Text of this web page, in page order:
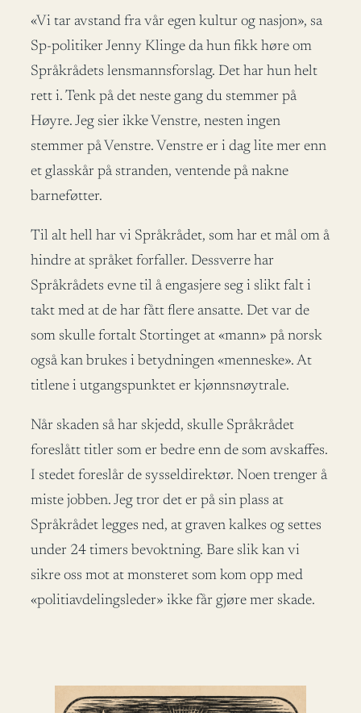
«Vi tar avstand fra vår egen kultur og nasjon», sa
Sp-politiker Jenny Klinge da hun fikk høre om
Språkrådets lensmannsforslag. Det har hun helt
rett i. Tenk på det neste gang du stemmer på
Høyre. Jeg sier ikke Venstre, nesten ingen
stemmer på Venstre. Venstre er i dag lite mer enn
et glasskår på stranden, ventende på nakne
barneføtter.
Til alt hell har vi Språkrådet, som har et mål om å
hindre at språket forfaller. Dessverre har
Språkrådets evne til å engasjere seg i slikt falt i
takt med at de har fått flere ansatte. Det var de
som skulle fortalt Stortinget at «mann» på norsk
også kan brukes i betydningen «menneske». At
titlene i utgangspunktet er kjønnsnøytrale.
Når skaden så har skjedd, skulle Språkrådet
foreslått titler som er bedre enn de som avskaffes.
I stedet foreslår de sysseldirektør. Noen trenger å
miste jobben. Jeg tror det er på sin plass at
Språkrådet legges ned, at graven kalkes og settes
under 24 timers bevoktning. Bare slik kan vi
sikre oss mot at monsteret som kom opp med
«politiavdelingsleder» ikke får gjøre mer skade.